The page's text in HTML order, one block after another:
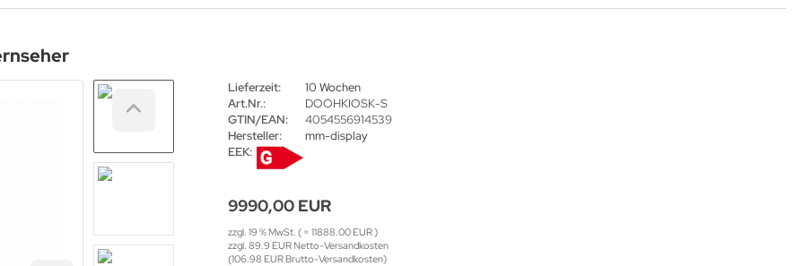
Lieferzeit:
10 Wochen
Art.Nr.:
DOOHKIOSK-S
GTIN/EAN:
4054556914539
Hersteller:
mm-display
EEK:
9990,00 EUR
zzgl. 19 % MwSt. ( = 11888.00 EUR )
zzgl. 89.9 EUR Netto-Versandkosten
(106.98 EUR Brutto-Versandkosten)